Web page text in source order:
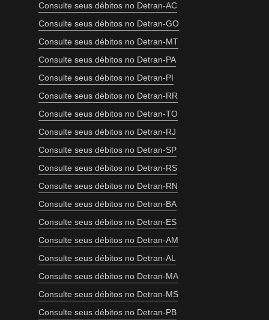
Consulte seus débitos no Detran-AC
Consulte seus débitos no Detran-GO
Consulte seus débitos no Detran-MT
Consulte seus débitos no Detran-PA
Consulte seus débitos no Detran-PI
Consulte seus débitos no Detran-RR
Consulte seus débitos no Detran-TO
Consulte seus débitos no Detran-RJ
Consulte seus débitos no Detran-SP
Consulte seus débitos no Detran-RS
Consulte seus débitos no Detran-RN
Consulte seus débitos no Detran-BA
Consulte seus débitos no Detran-ES
Consulte seus débitos no Detran-AM
Consulte seus débitos no Detran-AL
Consulte seus débitos no Detran-MA
Consulte seus débitos no Detran-MS
Consulte seus débitos no Detran-PB